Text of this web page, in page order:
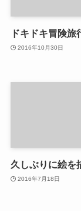
ドキドキ冒険旅
2016年10月30日
久しぶりに絵を
2016年7月18日